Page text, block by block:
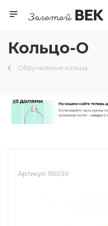
Кольцо-О
Обручальные кольца
Артикул: 110030